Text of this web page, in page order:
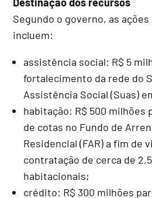
Segundo o governo, as
incluem:
assistência social: R$ 5
fortalecimento da rede do
Assistência Social (Suas)
habitação: R$ 500 milhões
de cotas no Fundo de
Residencial (FAR) a fim de
contratação de cerca de
habitacionais;
crédito: R$ 300 milhões